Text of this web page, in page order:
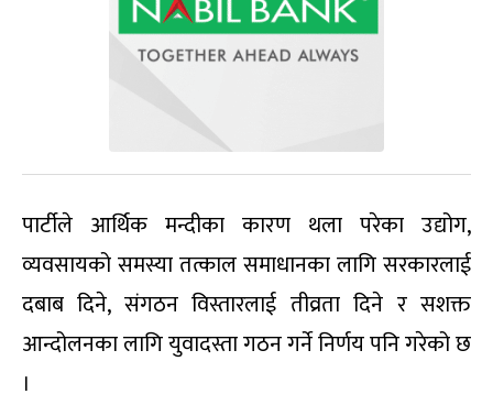
पार्टीले आर्थिक मन्दीका कारण थला परेका उद्योग,
व्यवसायको समस्या तत्काल समाधानका लागि सरकारलाई
दबाब दिने, संगठन विस्तारलाई तीव्रता दिने र सशक्त
आन्दोलनका लागि युवादस्ता गठन गर्ने निर्णय पनि गरेको छ
।